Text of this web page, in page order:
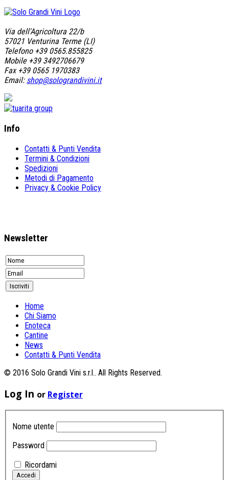
Via dell'Agricoltura 22/b
57021 Venturina Terme (LI)
Telefono +39 0565.855825
Mobile +39 3492706679
Fax +39 0565 1970383
Email: shop@solograndivini.it
Info
Contatti & Punti Vendita
Termini & Condizioni
Spedizioni
Metodi di Pagamento
Privacy & Cookie Policy
Newsletter
Home
Chi Siamo
Enoteca
Cantine
News
Contatti & Punti Vendita
© 2016 Solo Grandi Vini s.r.l.. All Rights Reserved.
Log In or Register
Nome utente
Password
Ricordami